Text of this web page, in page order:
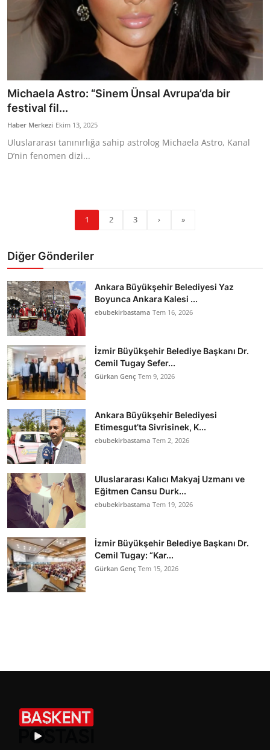
Michaela Astro: “Sinem Ünsal Avrupa’da bir
festival fil...
Haber Merkezi Ekim 13, 2025
Uluslararası tanınırlığa sahip astrolog Michaela Astro, Kanal
D’nin fenomen dizi...
1 2 3 › »
Diğer Gönderiler
Ankara Büyükşehir Belediyesi Yaz
Boyunca Ankara Kalesi ...
ebubekirbastama Tem 16, 2026
İzmir Büyükşehir Belediye Başkanı Dr.
Cemil Tugay Sefer...
Gürkan Genç Tem 9, 2026
Ankara Büyükşehir Belediyesi
Etimesgut’ta Sivrisinek, K...
ebubekirbastama Tem 2, 2026
Uluslararası Kalıcı Makyaj Uzmanı ve
Eğitmen Cansu Durk...
ebubekirbastama Tem 19, 2026
İzmir Büyükşehir Belediye Başkanı Dr.
Cemil Tugay: “Kar...
Gürkan Genç Tem 15, 2026